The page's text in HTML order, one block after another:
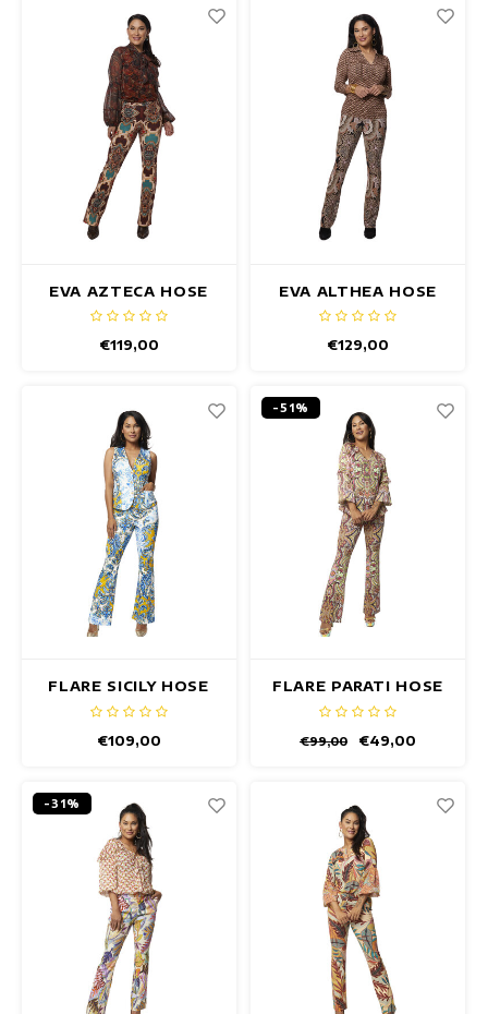
EVA AZTECA HOSE
€119,00
EVA ALTHEA HOSE
€129,00
FLARE SICILY HOSE
€109,00
-51%
FLARE PARATI HOSE
€99,00 €49,00
-31%